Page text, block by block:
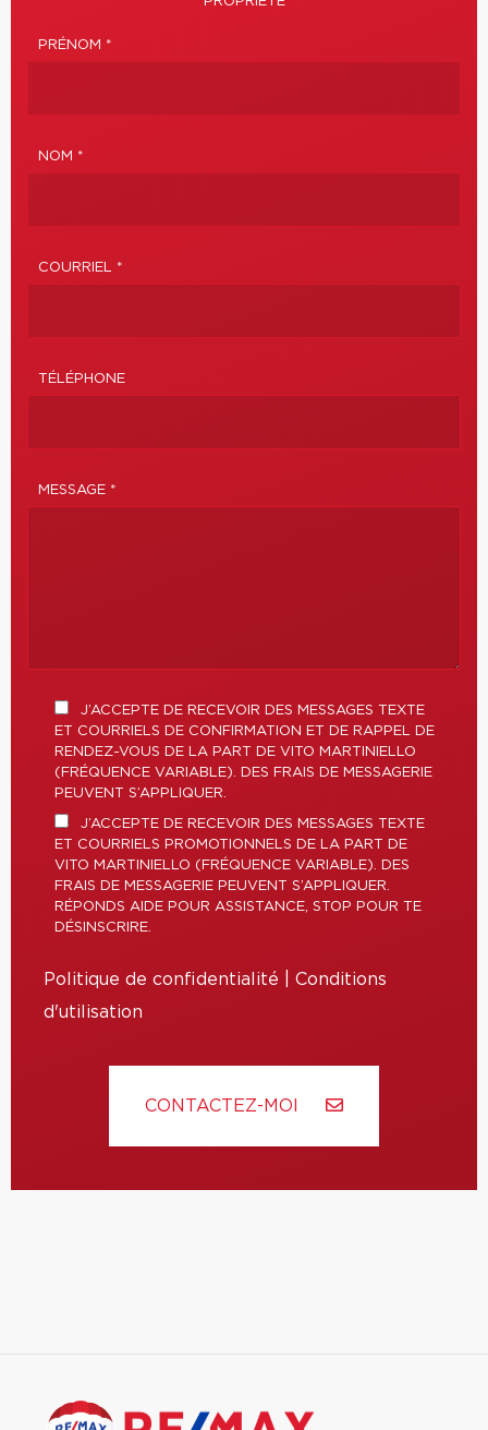
PRÉNOM *
NOM *
COURRIEL *
TÉLÉPHONE
MESSAGE *
J’ACCEPTE DE RECEVOIR DES MESSAGES TEXTE
ET COURRIELS DE CONFIRMATION ET DE RAPPEL DE
RENDEZ-VOUS DE LA PART DE VITO MARTINIELLO
(FRÉQUENCE VARIABLE). DES FRAIS DE MESSAGERIE
PEUVENT S’APPLIQUER.
J’ACCEPTE DE RECEVOIR DES MESSAGES TEXTE
ET COURRIELS PROMOTIONNELS DE LA PART DE
VITO MARTINIELLO (FRÉQUENCE VARIABLE). DES
FRAIS DE MESSAGERIE PEUVENT S’APPLIQUER.
RÉPONDS AIDE POUR ASSISTANCE, STOP POUR TE
DÉSINSCRIRE.
Politique de confidentialité
Conditions
d'utilisation
CONTACTEZ-MOI